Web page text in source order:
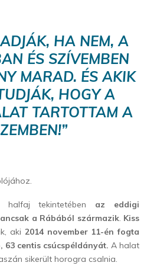
HA NEM, A
ÉS SZÍVEMBEN
MARAD. ÉS AKIK
HOGY A
TARTOTTAM A
halfaj tekintetében az eddigi
a Rábából származik. Kiss
aki 2014 november 11-én fogta
63 centis csúcspéldányát. A halat
sikerült horogra csalnia.